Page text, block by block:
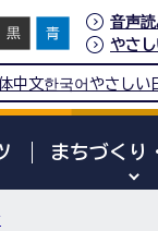
音声
やさ
中文한국어 やさしい
まちづくり